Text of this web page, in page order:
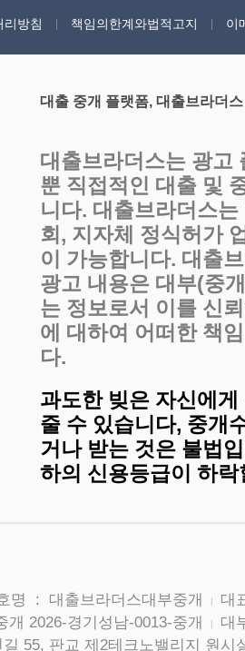
리방침 책임의한계와법적고지 이
대출 중개 플랫폼, 대출브라더스
대출브라더스는 광고
뿐 직접적인 대출 및
니다. 대출브라더스는
회, 지자체 정식허가
이 가능합니다. 대출
광고 내용은 대부(중
는 정보로서 이를 신
에 대하여 어떠한 책
다.
과도한 빚은 자신에게
줄 수 있습니다, 중개
거나 받는 것은 불법
하의 신용등급이 하
명 : 대출브라더스대부중개 |
대
2026-경기성남-0013-중개
|
대
55, 판교 제2테크노밸리지 원시